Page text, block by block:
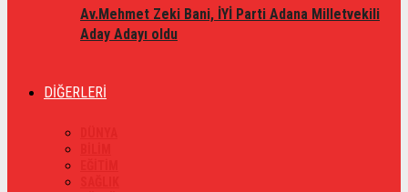
Av.Mehmet Zeki Bani, İYİ Parti Adana Milletvekili
Aday Adayı oldu
DİĞERLERİ